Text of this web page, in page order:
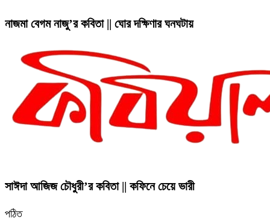
নাজমা বেগম নাজু’র কবিতা || ঘোর দক্ষিণার ঘনঘটায়
সাঈদা আজিজ চৌধুরী’র কবিতা || কফিনে চেয়ে ভারী
পঠিত